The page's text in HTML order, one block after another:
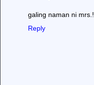
galing naman ni mrs.!
Reply